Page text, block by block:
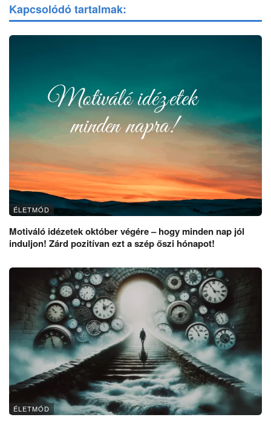
Kapcsolódó tartalmak:
ÉLETMÓD
Motiváló idézetek október végére – hogy minden nap jól
induljon! Zárd pozitívan ezt a szép őszi hónapot!
ÉLETMÓD